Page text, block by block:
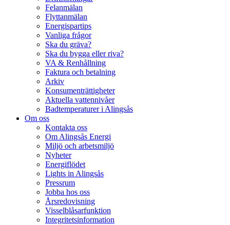
Felanmälan
Flyttanmälan
Energispartips
Vanliga frågor
Ska du gräva?
Ska du bygga eller riva?
VA & Renhållning
Faktura och betalning
Arkiv
Konsumenträttigheter
Aktuella vattennivåer
Badtemperaturer i Alingsås
Om oss
Kontakta oss
Om Alingsås Energi
Miljö och arbetsmiljö
Nyheter
Energiflödet
Lights in Alingsås
Pressrum
Jobba hos oss
Årsredovisning
Visselblåsarfunktion
Integritetsinformation